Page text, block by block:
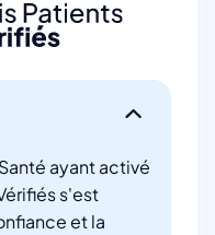
ayant activé
s'est
et la